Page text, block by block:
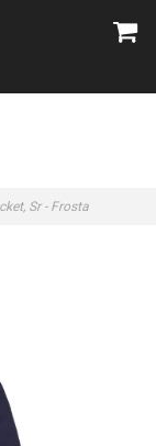
Sr - Frosta